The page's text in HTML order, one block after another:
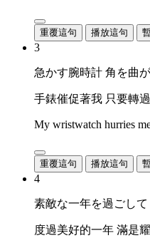
重覆這句 播放這句
3
急かす腕時計 角を曲
手錶催促著我 只要轉
My wristwatch hurries
重覆這句 播放這句
4
素敵な一年を過ごし
度過美好的一年 滿是